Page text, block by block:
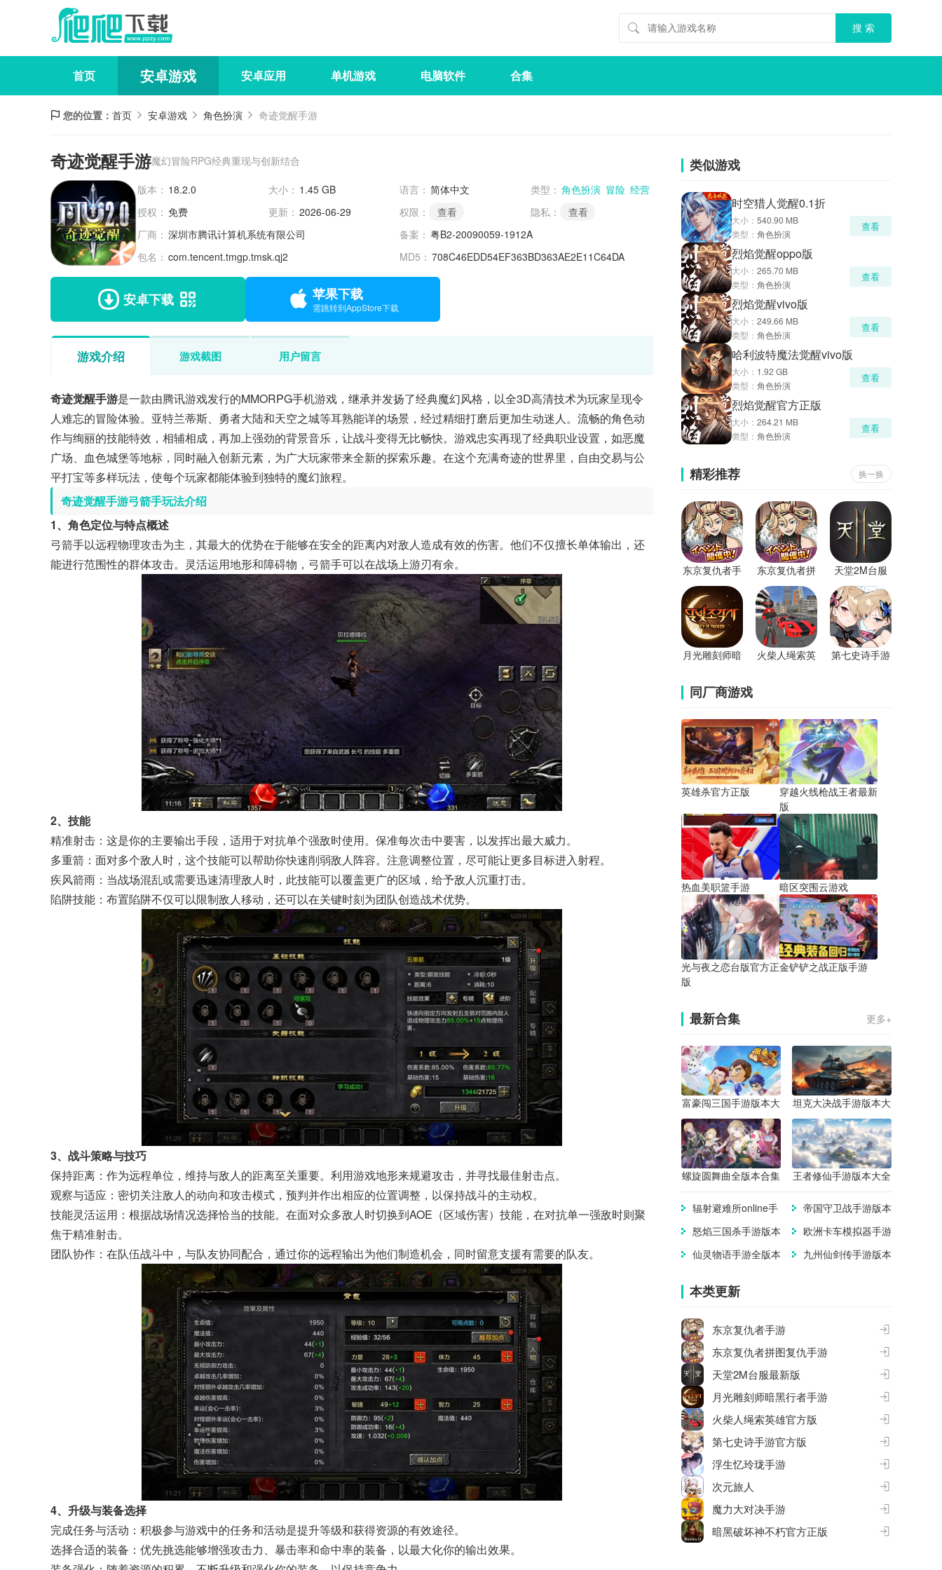
首页 安卓游戏 安卓应用 单机游戏 电脑软件 合集
您的位置： 首页 安卓游戏 角色扮演 奇迹觉醒手游
奇迹觉醒手游魔幻冒险RPG经典重现与创新结合
版本： 18.2.0 大小： 1.45 GB 语言： 简体中文 类型： 角色扮演 冒险 经营
授权： 免费 更新： 2026-06-29 权限： 查看 隐私：
查看
厂商： 深圳市腾讯计算机系统有限公司 备案： 粤B2-20090059-1912A
包名： com.tencent.tmgp.tmsk.qj2 MD5： 708C46EDD54EF363BD363AE2E11C64DA
安卓下载 苹果下载
需跳转到AppStore下载
游戏介绍 游戏截图 用户留言
奇迹觉醒手游是一款由腾讯游戏发行的MMORPG手机游戏，继承并发扬了经典魔幻风格，以全3D高清技术为玩家呈现令
人难忘的冒险体验。亚特兰蒂斯、勇者大陆和天空之城等耳熟能详的场景，经过精细打磨后更加生动迷人。流畅的角色动
作与绚丽的技能特效，相辅相成，再加上强劲的背景音乐，让战斗变得无比畅快。游戏忠实再现了经典职业设置，如恶魔
广场、血色城堡等地标，同时融入创新元素，为广大玩家带来全新的探索乐趣。在这个充满奇迹的世界里，自由交易与公
平打宝等多样玩法，使每个玩家都能体验到独特的魔幻旅程。
奇迹觉醒手游弓箭手玩法介绍
1、角色定位与特点概述
弓箭手以远程物理攻击为主，其最大的优势在于能够在安全的距离内对敌人造成有效的伤害。他们不仅擅长单体输出，还
能进行范围性的群体攻击。灵活运用地形和障碍物，弓箭手可以在战场上游刃有余。
2、技能
精准射击：这是你的主要输出手段，适用于对抗单个强敌时使用。保准每次击中要害，以发挥出最大威力。
多重箭：面对多个敌人时，这个技能可以帮助你快速削弱敌人阵容。注意调整位置，尽可能让更多目标进入射程。
疾风箭雨：当战场混乱或需要迅速清理敌人时，此技能可以覆盖更广的区域，给予敌人沉重打击。
陷阱技能：布置陷阱不仅可以限制敌人移动，还可以在关键时刻为团队创造战术优势。
3、战斗策略与技巧
保持距离：作为远程单位，维持与敌人的距离至关重要。利用游戏地形来规避攻击，并寻找最佳射击点。
观察与适应：密切关注敌人的动向和攻击模式，预判并作出相应的位置调整，以保持战斗的主动权。
技能灵活运用：根据战场情况选择恰当的技能。在面对众多敌人时切换到AOE（区域伤害）技能，在对抗单一强敌时则聚
焦于精准射击。
团队协作：在队伍战斗中，与队友协同配合，通过你的远程输出为他们制造机会，同时留意支援有需要的队友。
4、升级与装备选择
完成任务与活动：积极参与游戏中的任务和活动是提升等级和获得资源的有效途径。
选择合适的装备：优先挑选能够增强攻击力、暴击率和命中率的装备，以最大化你的输出效果。
类似游戏
时空猎人觉醒0.1折
大小： 540.90 MB
类型： 角色扮演
查看
烈焰觉醒oppo版
大小： 265.70 MB
类型： 角色扮演
查看
烈焰觉醒vivo版
大小： 249.66 MB
类型： 角色扮演
查看
哈利波特魔法觉醒vivo版
大小： 1.92 GB
类型： 角色扮演
查看
烈焰觉醒官方正版
大小： 264.21 MB
类型： 角色扮演
查看
精彩推荐 换一换
东京复仇者手
游
东京复仇者拼
图复仇手游
天堂2M台服
最新版
月光雕刻师暗
火柴人绳索英
第七史诗手游
同厂商游戏
英雄杀官方正版
穿越火线枪战王者最新
版
热血美职篮手游 暗区突围云游戏
光与夜之恋台版官方正
版
金铲铲之战正版手游
最新合集 更多+
富豪闯三国手游版本大
全
坦克大决战手游版本大
全
螺旋圆舞曲全版本合集 王者修仙手游版本大全
辐射避难所online手
帝国守卫战手游版本
怒焰三国杀手游版本
欧洲卡车模拟器手游
仙灵物语手游全版本
九州仙剑传手游版本
本类更新
东京复仇者手游
东京复仇者拼图复仇手游
天堂2M台服最新版
月光雕刻师暗黑行者手游
火柴人绳索英雄官方版
第七史诗手游官方版
浮生忆玲珑手游
次元旅人
魔力大对决手游
暗黑破坏神不朽官方正版